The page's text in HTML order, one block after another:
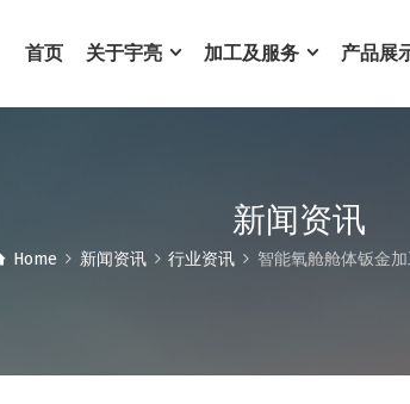
首页 关于宇亮 加工及服务 产品展
新闻资讯
Home 新闻资讯 行业资讯 智能氧舱舱体钣金